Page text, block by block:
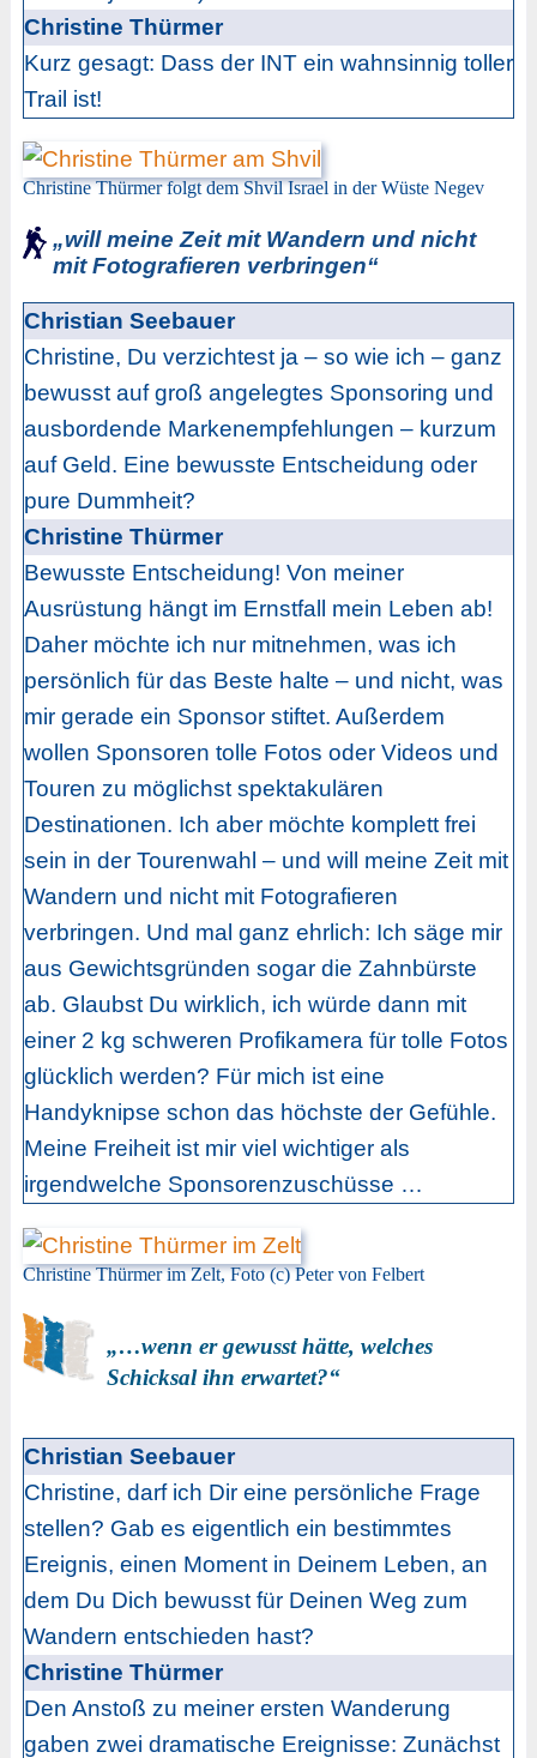
Christine Thürmer
Kurz gesagt: Dass der INT ein wahnsinnig toller
Trail ist!
Christine Thürmer folgt dem Shvil Israel in der Wüste Negev
„will meine Zeit mit Wandern und nicht
mit Fotografieren verbringen“
Christian Seebauer
Christine, Du verzichtest ja – so wie ich – ganz
bewusst auf groß angelegtes Sponsoring und
ausbordende Markenempfehlungen – kurzum
auf Geld. Eine bewusste Entscheidung oder
pure Dummheit?
Christine Thürmer
Bewusste Entscheidung! Von meiner
Ausrüstung hängt im Ernstfall mein Leben ab!
Daher möchte ich nur mitnehmen, was ich
persönlich für das Beste halte – und nicht, was
mir gerade ein Sponsor stiftet. Außerdem
wollen Sponsoren tolle Fotos oder Videos und
Touren zu möglichst spektakulären
Destinationen. Ich aber möchte komplett frei
sein in der Tourenwahl – und will meine Zeit mit
Wandern und nicht mit Fotografieren
verbringen. Und mal ganz ehrlich: Ich säge mir
aus Gewichtsgründen sogar die Zahnbürste
ab. Glaubst Du wirklich, ich würde dann mit
einer 2 kg schweren Profikamera für tolle Fotos
glücklich werden? Für mich ist eine
Handyknipse schon das höchste der Gefühle.
Meine Freiheit ist mir viel wichtiger als
irgendwelche Sponsorenzuschüsse …
Christine Thürmer im Zelt, Foto (c) Peter von Felbert
„…wenn er gewusst hätte, welches
Schicksal ihn erwartet?“
Christian Seebauer
Christine, darf ich Dir eine persönliche Frage
stellen? Gab es eigentlich ein bestimmtes
Ereignis, einen Moment in Deinem Leben, an
dem Du Dich bewusst für Deinen Weg zum
Wandern entschieden hast?
Christine Thürmer
Den Anstoß zu meiner ersten Wanderung
gaben zwei dramatische Ereignisse: Zunächst